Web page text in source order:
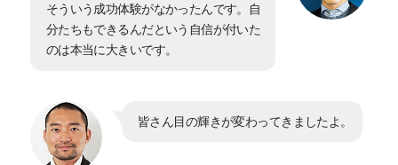
そういう成功体験がなかったんです。自
分たちもできるんだという自信が付いた
のは本当に大きいです。
皆さん目の輝きが変わってきましたよ。